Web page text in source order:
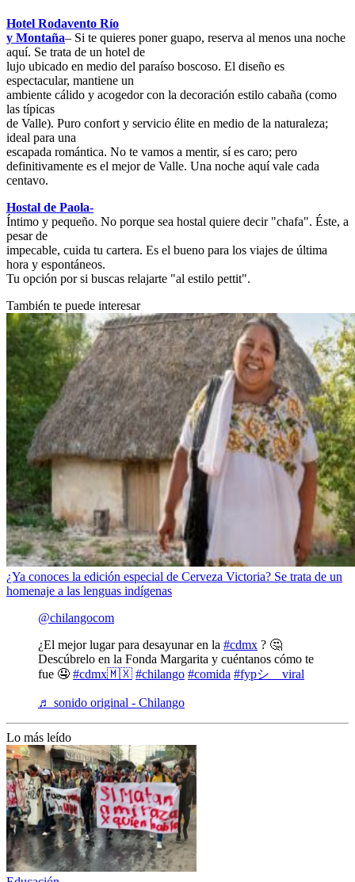
Hotel Rodavento Río
y Montaña– Si te quieres poner guapo, reserva al menos una noche
aquí. Se trata de un hotel de
lujo ubicado en medio del paraíso boscoso. El diseño es
espectacular, mantiene un
ambiente cálido y acogedor con la decoración estilo cabaña (como
las típicas
de Valle). Puro confort y servicio élite en medio de la naturaleza;
ideal para una
escapada romántica. No te vamos a mentir, sí es caro; pero
definitivamente es el mejor de Valle. Una noche aquí vale cada
centavo.
Hostal de Paola-
Íntimo y pequeño. No porque sea hostal quiere decir "chafa". Éste, a
pesar de
impecable, cuida tu cartera. Es el bueno para los viajes de última
hora y espontáneos.
Tu opción por si buscas relajarte "al estilo pettit".
También te puede interesar
¿Ya conoces la edición especial de Cerveza Victoria? Se trata de un
homenaje a las lenguas indígenas
@chilangocom
¿El mejor lugar para desayunar en la #cdmx ? 🤔
Descúbrelo en la Fonda Margarita y cuéntanos cómo te
fue 🤤 #cdmx🇲🇽 #chilango #comida #fypシ゚viral
♬ sonido original - Chilango
Lo más leído